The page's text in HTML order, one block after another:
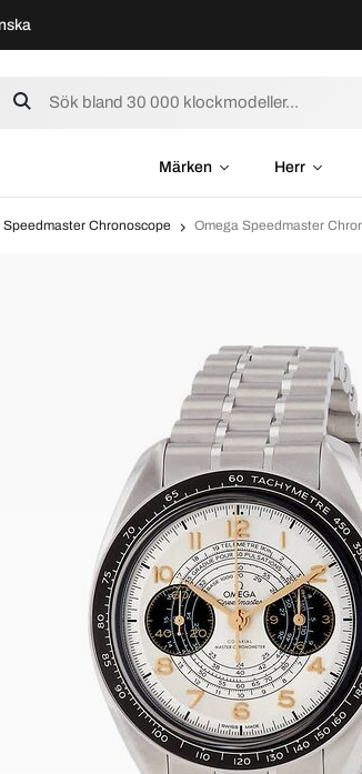
Märken Herr
Speedmaster Chronoscope Omega Speedmaster